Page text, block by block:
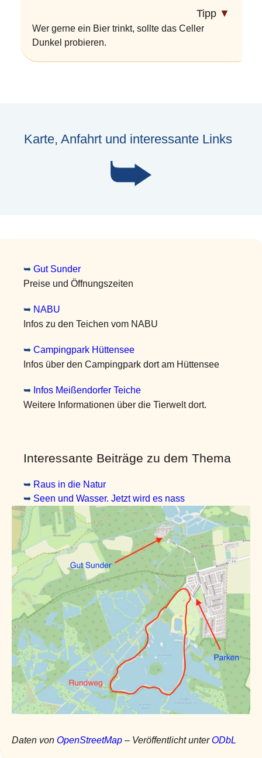
Tipp ▼
Wer gerne ein Bier trinkt, sollte das Celler
Dunkel probieren.
Karte, Anfahrt und interessante Links
➥ Gut Sunder
Preise und Öffnungszeiten
➥ NABU
Infos zu den Teichen vom NABU
➥ Campingpark Hüttensee
Infos über den Campingpark dort am Hüttensee
➥ Infos Meißendorfer Teiche
Weitere Informationen über die Tierwelt dort.
Interessante Beiträge zu dem Thema
➥ Raus in die Natur
➥ Seen und Wasser. Jetzt wird es nass
Daten von OpenStreetMap – Veröffentlicht unterODbL